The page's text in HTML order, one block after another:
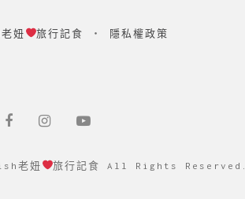
妞 旅行記食 ‧ 隱私權政策
老妞 旅行記食 All Rights Reserved.